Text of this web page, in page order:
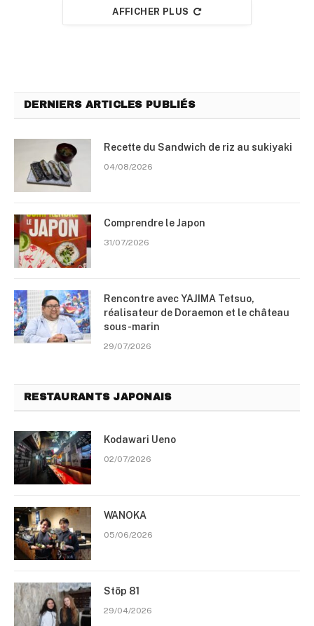
AFFICHER PLUS
DERNIERS ARTICLES PUBLIÉS
Recette du Sandwich de riz au sukiyaki
04/08/2026
Comprendre le Japon
31/07/2026
Rencontre avec YAJIMA Tetsuo,
réalisateur de Doraemon et le château
sous-marin
29/07/2026
RESTAURANTS JAPONAIS
Kodawari Ueno
02/07/2026
WANOKA
05/06/2026
Stōp 81
29/04/2026